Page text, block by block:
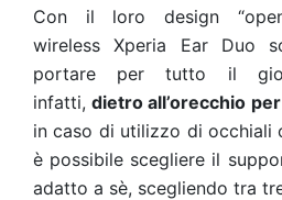
Con il loro design
wireless Xperia Ear Duo
portare per tutto il
infatti,dietro all’orecchio
in caso di utilizzo di occhiali
è possibile scegliere il
adatto a sè, scegliendo tra